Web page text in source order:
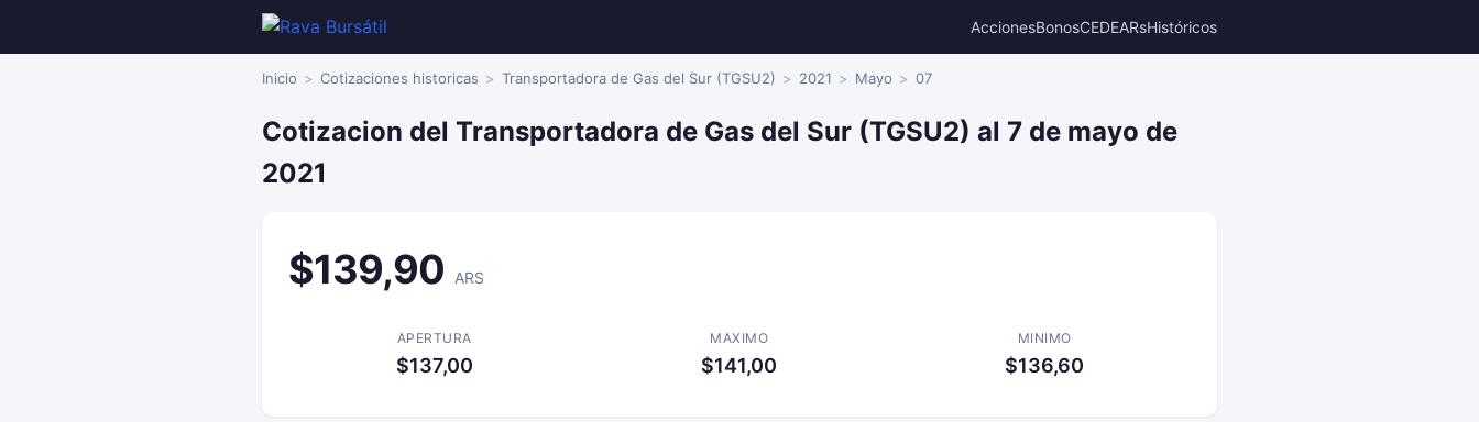
AccionesBonosCEDEARsHistóricos
Inicio Cotizaciones historicas Transportadora de Gas del Sur (TGSU2) 2021 Mayo 07
Cotizacion del Transportadora de Gas del Sur (TGSU2) al 7 de mayo de
2021
$139,90 ARS
APERTURA
$137,00
MAXIMO
$141,00
MINIMO
$136,60